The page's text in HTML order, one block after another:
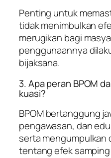
Penting untuk
tidak menimbulkan
merugikan bagi
penggunaannya
bijaksana.
3. Apa peran BPOM
kuasi?
BPOM bertanggung
pengawasan, dan
serta mengumpulkan
tentang efek